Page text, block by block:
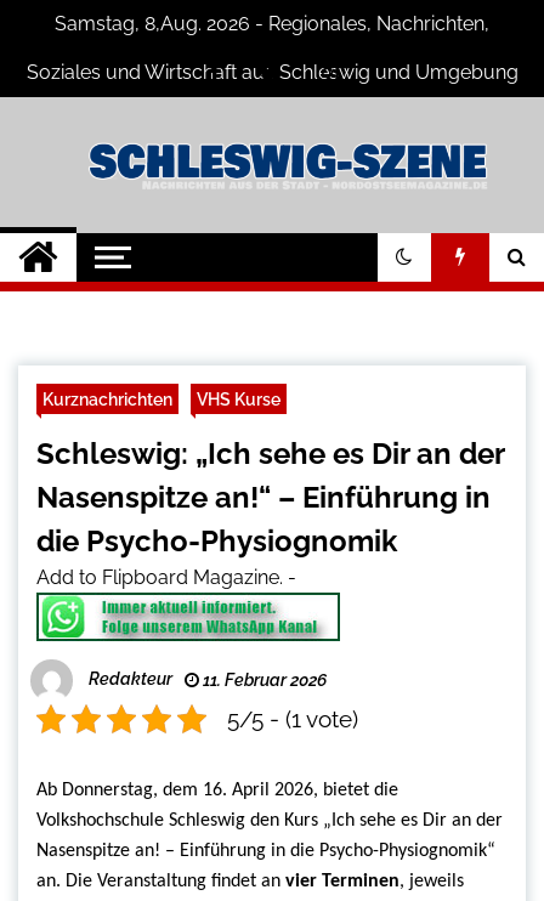
content
Samstag, 8,Aug. 2026 - Regionales, Nachrichten,
Soziales und Wirtschaft aus Schleswig und Umgebung
Schleswig Szene
Neuigkeiten und Nachrichten aus
Schleswig und Umgebung
Kurznachrichten VHS Kurse
Schleswig: „Ich sehe es Dir an der
Nasenspitze an!“ – Einführung in
die Psycho-Physiognomik
Add to Flipboard Magazine. -
Redakteur 11. Februar 2026
5/5 - (1 vote)
Ab Donnerstag, dem 16. April 2026, bietet die
Volkshochschule Schleswig den Kurs „Ich sehe es Dir an der
Nasenspitze an! – Einführung in die Psycho-Physiognomik“
an. Die Veranstaltung findet an vier Terminen, jeweils